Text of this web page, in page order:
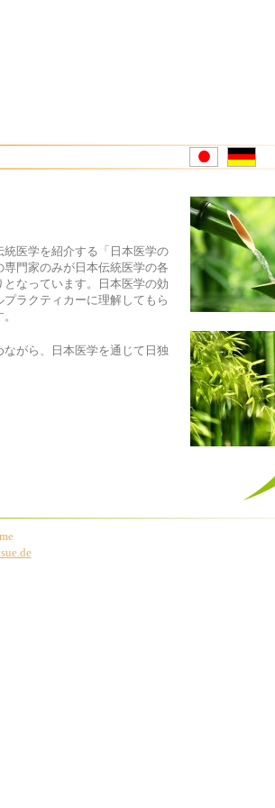
jp de
医学を紹介する「日本医学の
門家のみが日本伝統医学の各
なっています。日本医学の効
ラクティカーに理解してもら
がら、日本医学を通じて日独